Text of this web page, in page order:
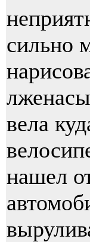
сильно
вела
нашел